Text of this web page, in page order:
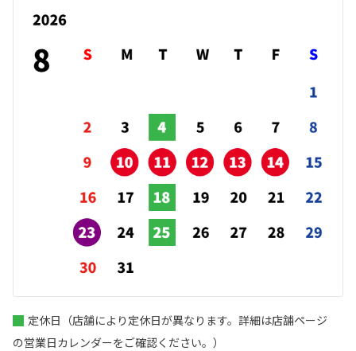
定休日（店舗により定休日が異なります。詳細は店舗ページ
の営業日カレンダーをご確認ください。）